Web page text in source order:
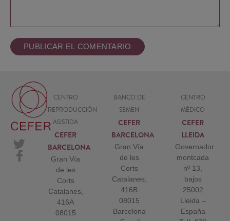
CENTRO
REPRODUCCIÓN
ASISTIDA
CEFER
BARCELONA
Gran Vía
de les
Corts
Catalanes,
416A
08015
BANCO DE
SEMEN
CEFER
BARCELONA
Gran Vía
de les
Corts
Catalanes,
416B
08015
Barcelona
CENTRO
MÉDICO
CEFER
LLEIDA
Governador
montcada
nº 13,
bajos
25002
Lleida –
España